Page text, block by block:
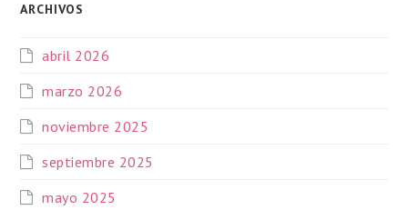
ARCHIVOS
abril 2026
marzo 2026
noviembre 2025
septiembre 2025
mayo 2025